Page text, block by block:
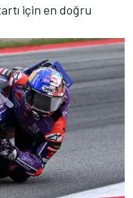
için en doğru